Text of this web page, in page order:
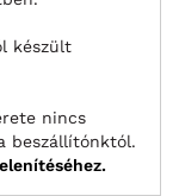
készült
nincs
beszállítónktól.